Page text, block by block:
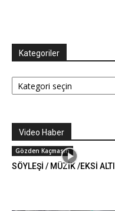
Kategoriler
Kategoriler
Video Haber
Gözden Kaçmasın
SÖYLEŞİ / MÜZİK /EKSİ ALTI